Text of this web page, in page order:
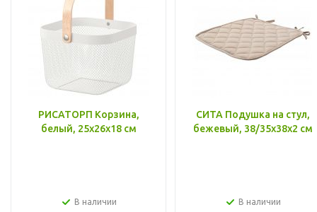
РИСАТОРП Корзина,
белый, 25x26x18 см
В наличии
СИТА Подушка на стул,
бежевый, 38/35x38x2 см
В наличии